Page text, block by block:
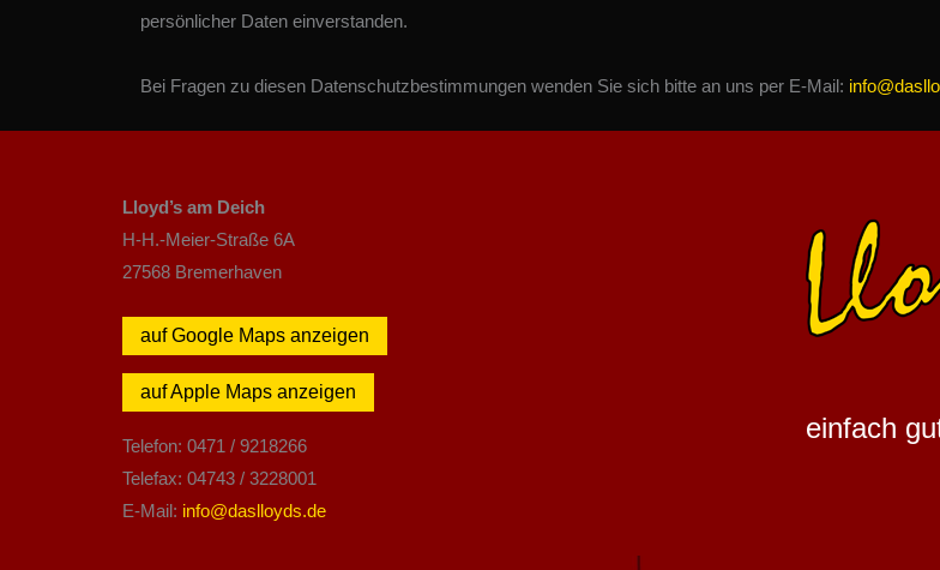
persönlicher Daten einverstanden.
Bei Fragen zu diesen Datenschutzbestimmungen wenden Sie sich bitte an uns per E-Mail:
Lloyd’s am Deich
H-H.-Meier-Straße 6A
27568 Bremerhaven
auf Google Maps anzeigen
auf Apple Maps anzeigen
Telefon: 0471 / 9218266
Telefax: 04743 / 3228001
E-Mail: info@daslloyds.de
einfach